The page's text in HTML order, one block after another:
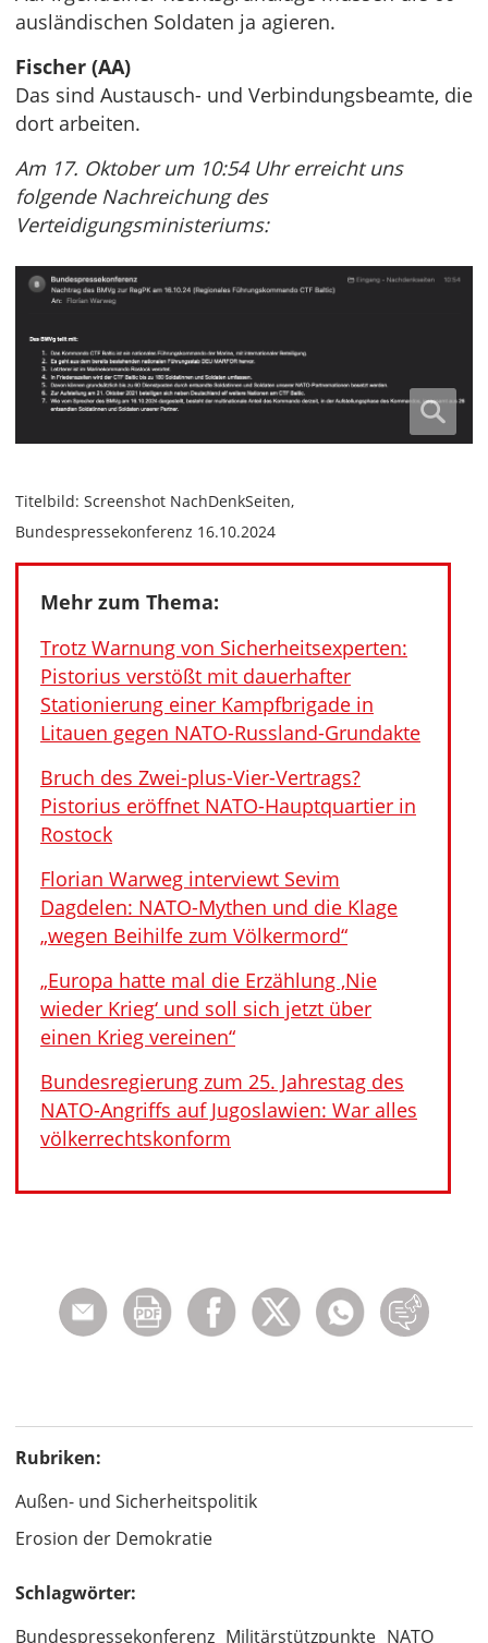
ausländischen Soldaten ja agieren.
Fischer (AA)
Das sind Austausch- und Verbindungsbeamte, die
dort arbeiten.
Am 17. Oktober um 10:54 Uhr erreicht uns
folgende Nachreichung des
Verteidigungsministeriums:
Titelbild: Screenshot NachDenkSeiten,
Bundespressekonferenz 16.10.2024
Mehr zum Thema:
Trotz Warnung von Sicherheitsexperten:
Pistorius verstößt mit dauerhafter
Stationierung einer Kampfbrigade in
Litauen gegen NATO-Russland-Grundakte
Bruch des Zwei-plus-Vier-Vertrags?
Pistorius eröffnet NATO-Hauptquartier in
Rostock
Florian Warweg interviewt Sevim
Dagdelen: NATO-Mythen und die Klage
„wegen Beihilfe zum Völkermord“
„Europa hatte mal die Erzählung ‚Nie
wieder Krieg‘ und soll sich jetzt über
einen Krieg vereinen“
Bundesregierung zum 25. Jahrestag des
NATO-Angriffs auf Jugoslawien: War alles
völkerrechtskonform
Rubriken:
Außen- und Sicherheitspolitik
Erosion der Demokratie
Schlagwörter:
Bundespressekonferenz Militärstützpunkte NATO